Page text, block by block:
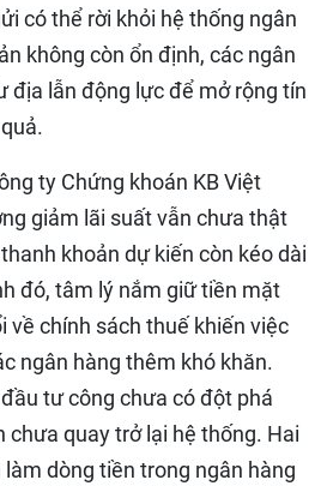
có thể rời khỏi hệ thống ngân
không còn ổn định, các ngân
địa lẫn động lực để mở rộng tín
ty Chứng khoán KB Việt
giảm lãi suất vẫn chưa thật
khoản dự kiến còn kéo dài
đó, tâm lý nắm giữ tiền mặt
về chính sách thuế khiến việc
ngân hàng thêm khó khăn.
tư công chưa có đột phá
chưa quay trở lại hệ thống. Hai
dòng tiền trong ngân hàng